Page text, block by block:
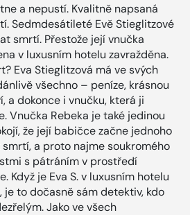
a nepustí. Kvalitně napsaná
Sedmdesátileté Evě Stieglitzové
smrtí. Přestože její vnučka
v luxusním hotelu zavražděna.
Eva Stieglitzová má ve svých
všechno – peníze, krásnou
a dokonce i vnučku, která ji
Vnučka Rebeka je také jedinou
že její babičce začne jednoho
a proto najme soukromého
s pátráním v prostředí
Když je Eva S. v luxusním hotelu
je to dočasně sám detektiv, kdo
Jako ve všech